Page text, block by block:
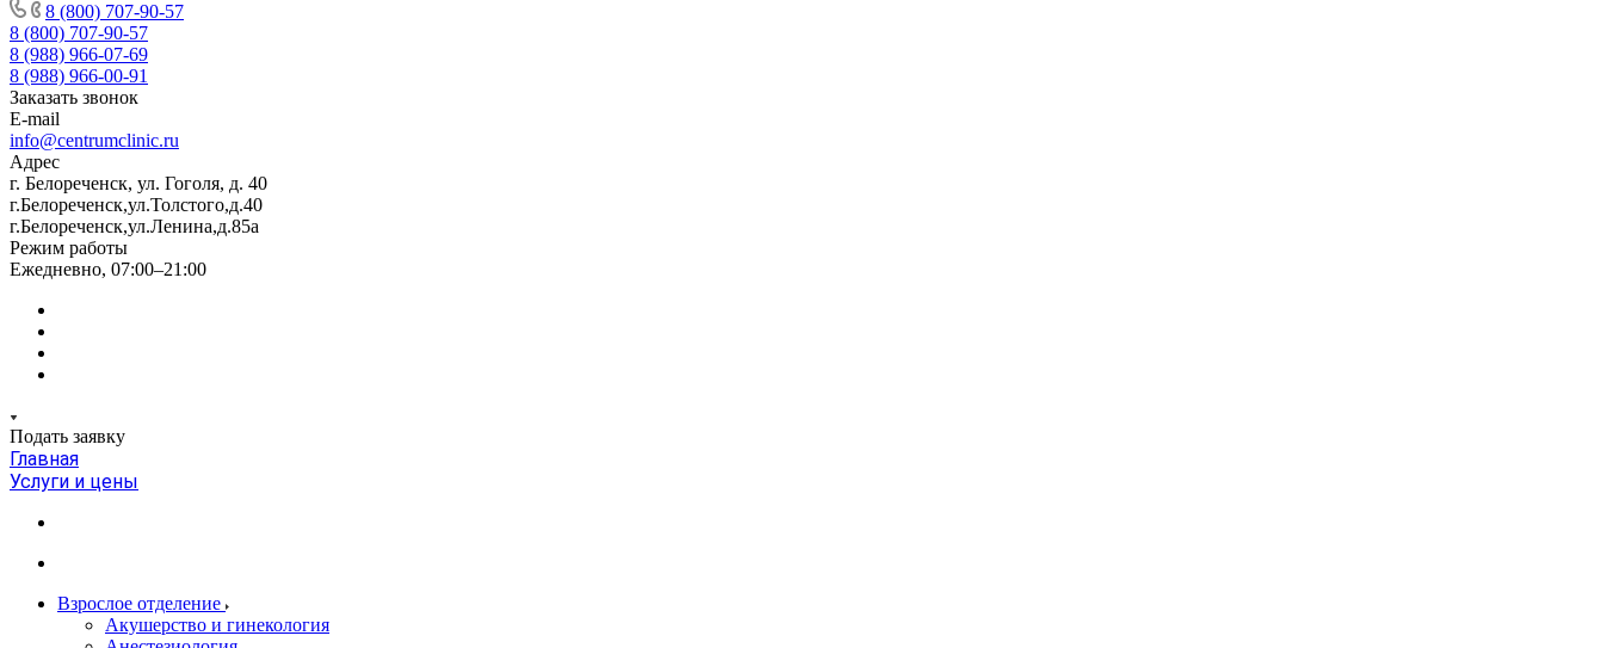
8 (800) 707-90-57
8 (800) 707-90-57
8 (988) 966-07-69
8 (988) 966-00-91
Заказать звонок
E-mail
info@centrumclinic.ru
Адрес
г. Белореченск, ул. Гоголя, д. 40
г.Белореченск,ул.Толстого,д.40
г.Белореченск,ул.Ленина,д.85а
Режим работы
Ежедневно, 07:00–21:00
Подать заявку
Главная
Услуги и цены
Взрослое отделение
Акушерство и гинекология